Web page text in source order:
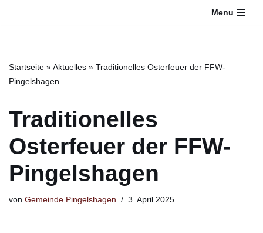
Website
enthält
Menu
Startseite »Aktuelles » Traditionelles Osterfeuer der FFW-
Pingelshagen
Traditionelles
Osterfeuer der FFW-
Pingelshagen
von Gemeinde Pingelshagen 3. April 2025